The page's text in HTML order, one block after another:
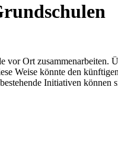
vor Ort zusammenarbeiten.
Weise könnte den
Initiativen können